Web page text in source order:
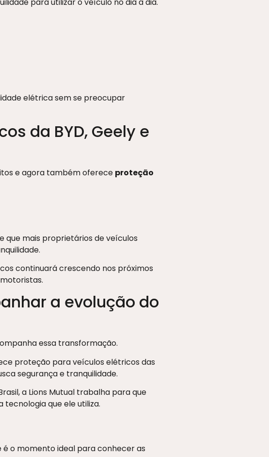
elétrica sem se preocupar
da BYD, Geely e
e agora também oferece proteção
que mais proprietários de veículos
continuará crescendo nos próximos
a evolução do
essa transformação.
proteção para veículos elétricos das
segurança e tranquilidade.
a Lions Mutual trabalha para que
que ele utiliza.
é o momento ideal para conhecer as